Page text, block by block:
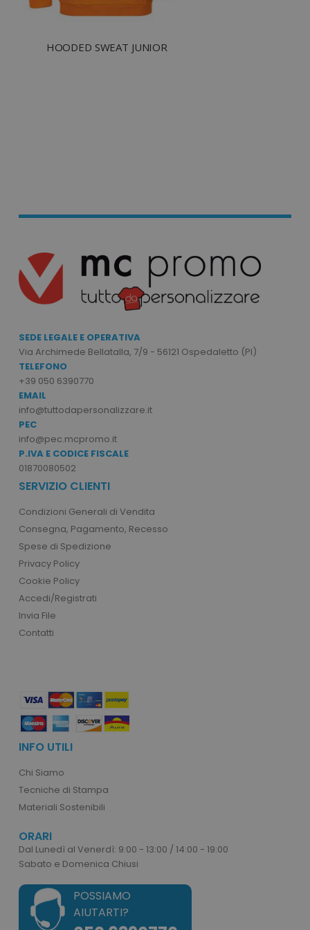
HOODED SWEAT JUNIOR
SEDE LEGALE E OPERATIVA
Via Archimede Bellatalla, 7/9 - 56121 Ospedaletto (PI)
TELEFONO
+39 050 6390770
EMAIL
info@tuttodapersonalizzare.it
PEC
info@pec.mcpromo.it
P.IVA E CODICE FISCALE
01870080502
SERVIZIO CLIENTI
Condizioni Generali di Vendita
Consegna, Pagamento, Recesso
Spese di Spedizione
Privacy Policy
Cookie Policy
Accedi/Registrati
Invia File
Contatti
INFO UTILI
Chi Siamo
Tecniche di Stampa
Materiali Sostenibili
ORARI
Dal Lunedì al Venerdì: 9:00 - 13:00 / 14:00 - 19:00
Sabato e Domenica Chiusi
POSSIAMO
AIUTARTI?
mage-cache-sessid
recently_compared_product
Adobe Inc.
private_content_version
mage-cache-storage
mage-messages
product_data_storage
CookieScriptConsent